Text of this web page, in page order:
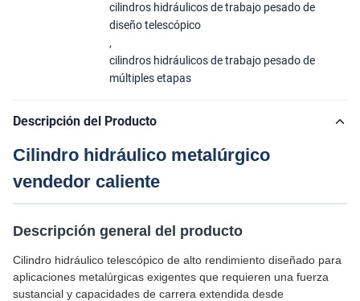
cilindros hidráulicos de trabajo pesado de
diseño telescópico
,
cilindros hidráulicos de trabajo pesado de
múltiples etapas
Descripción del Producto
Cilindro hidráulico metalúrgico
vendedor caliente
Descripción general del producto
Cilindro hidráulico telescópico de alto rendimiento diseñado para
aplicaciones metalúrgicas exigentes que requieren una fuerza
sustancial y capacidades de carrera extendida desde